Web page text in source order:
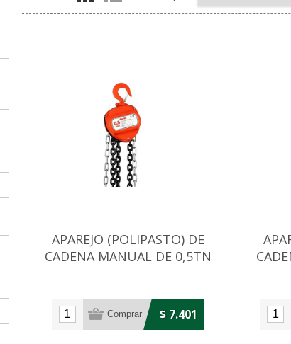
APAREJO (POLIPASTO) DE
CADENA MANUAL DE 0,5TN
$ 7.401